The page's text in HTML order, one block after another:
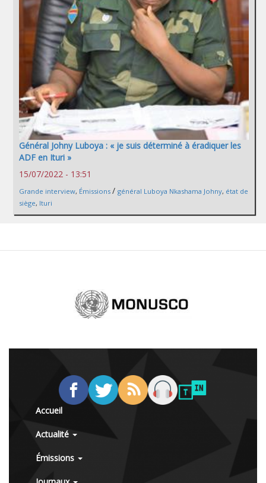
Général Johny Luboya : « je suis déterminé à éradiquer les
ADF en Ituri »
15/07/2022 - 13:51
Grande interview, Émissions / général Luboya Nkashama Johny, état de
siège, Ituri
Accueil
Actualité
Émissions